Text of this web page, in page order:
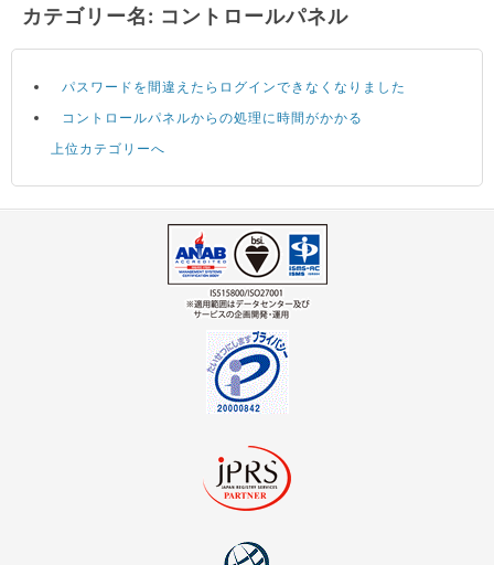
カテゴリー名: コントロールパネル
パスワードを間違えたらログインできなくなりました
コントロールパネルからの処理に時間がかかる
上位カテゴリーへ